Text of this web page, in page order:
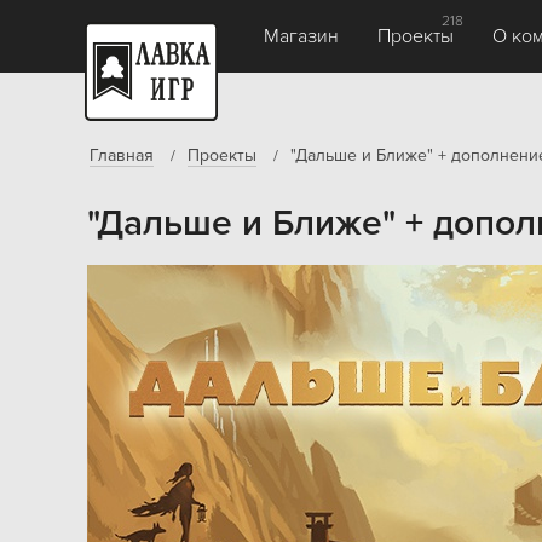
Магазин Проекты
218
О
Главная Проекты "Дальше и Ближе" +
"Дальше и Ближе" +